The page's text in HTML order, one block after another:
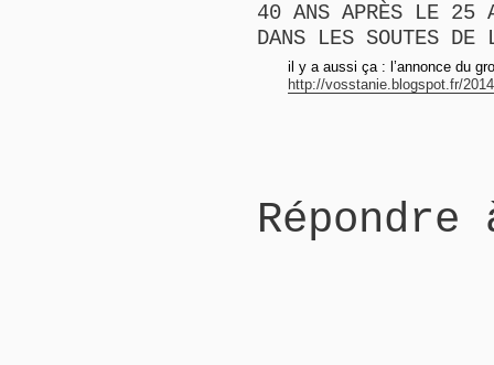
40 ANS APRÈS LE 25
DANS LES SOUTES
il y a aussi ça : l’annonce du
http://vosstanie.blogspot.fr/